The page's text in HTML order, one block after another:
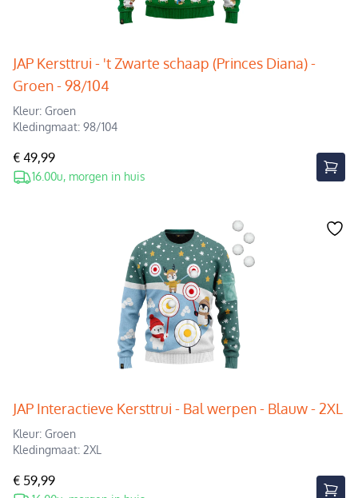
JAP Kersttrui - 't Zwarte schaap (Princes Diana) -
Groen - 98/104
Kleur: Groen
Kledingmaat: 98/104
€ 49,99
16.00u, morgen in huis
JAP Interactieve Kersttrui - Bal werpen - Blauw - 2XL
Kleur: Groen
Kledingmaat: 2XL
€ 59,99